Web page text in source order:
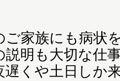
ご家族にも病状
説明も大切な仕
遅くや土日しか